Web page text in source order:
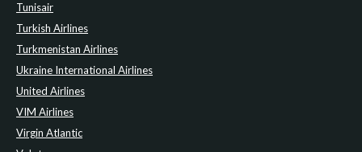
Tunisair
Turkish Airlines
Turkmenistan Airlines
Ukraine International Airlines
United Airlines
VIM Airlines
Virgin Atlantic